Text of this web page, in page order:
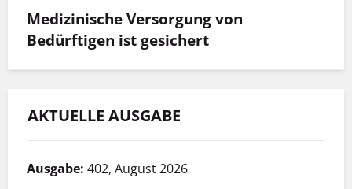
Medizinische Versorgung von
Bedürftigen ist gesichert
AKTUELLE AUSGABE
Ausgabe: 402, August 2026